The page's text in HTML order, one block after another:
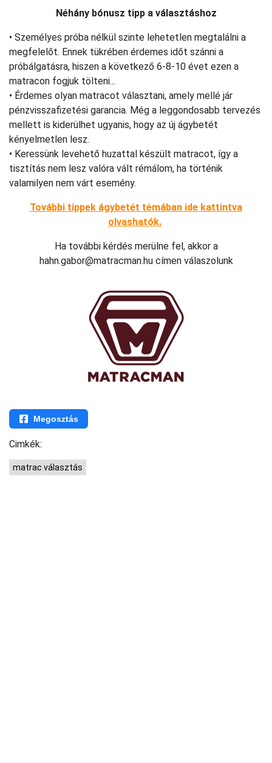
Néhány bónusz tipp a választáshoz
• Személyes próba nélkül szinte lehetetlen megtalálni a
megfelelőt. Ennek tükrében érdemes időt szánni a
próbálgatásra, hiszen a következő 6-8-10 évet ezen a
matracon fogjuk tölteni...
• Érdemes olyan matracot választani, amely mellé jár
pénzvisszafizetési garancia. Még a leggondosabb tervezés
mellett is kiderülhet ugyanis, hogy az új ágybetét
kényelmetlen lesz.
• Keressünk levehető huzattal készült matracot, így a
tisztítás nem lesz valóra vált rémálom, ha történik
valamilyen nem várt esemény.
További tippek ágybetét témában ide kattintva
olvashatók.
Ha további kérdés merülne fel, akkor a
hahn.gabor@matracman.hu címen válaszolunk
Megosztás
Cimkék:
matrac választás